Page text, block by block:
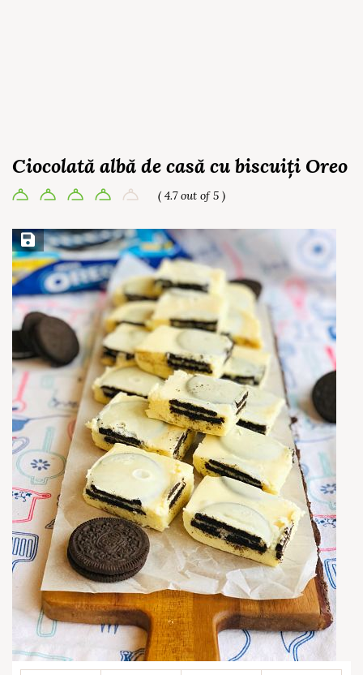
Ciocolată albă de casă cu biscuiți Oreo
( 4.7 out of 5 )
Save Recipe